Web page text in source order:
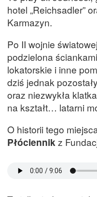
hotel „Reichsadler”
Karmazyn.
Po II wojnie
podzielona
lokatorskie i inne
dziś jednak
oraz niezwykła
na kształt… latarni
O historii tego
Płóciennikz